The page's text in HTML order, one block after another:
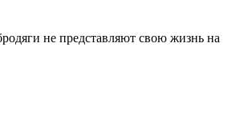
не представляют свою жизнь на